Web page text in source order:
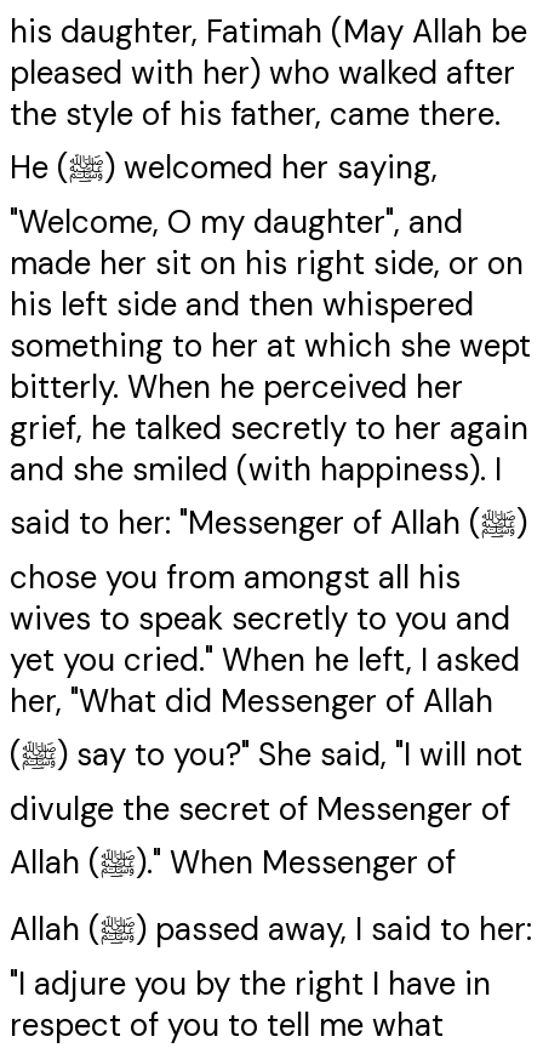
his daughter, Fatimah (May Allah be
pleased with her) who walked after
the style of his father, came there.
He (ﷺ) welcomed her saying,
"Welcome, O my daughter", and
made her sit on his right side, or on
his left side and then whispered
something to her at which she wept
bitterly. When he perceived her
grief, he talked secretly to her again
and she smiled (with happiness). I
said to her: "Messenger of Allah (ﷺ)
chose you from amongst all his
wives to speak secretly to you and
yet you cried." When he left, I asked
her, "What did Messenger of Allah
(ﷺ) say to you?" She said, "I will not
divulge the secret of Messenger of
Allah (ﷺ)." When Messenger of
Allah (ﷺ) passed away, I said to her:
"I adjure you by the right I have in
respect of you to tell me what